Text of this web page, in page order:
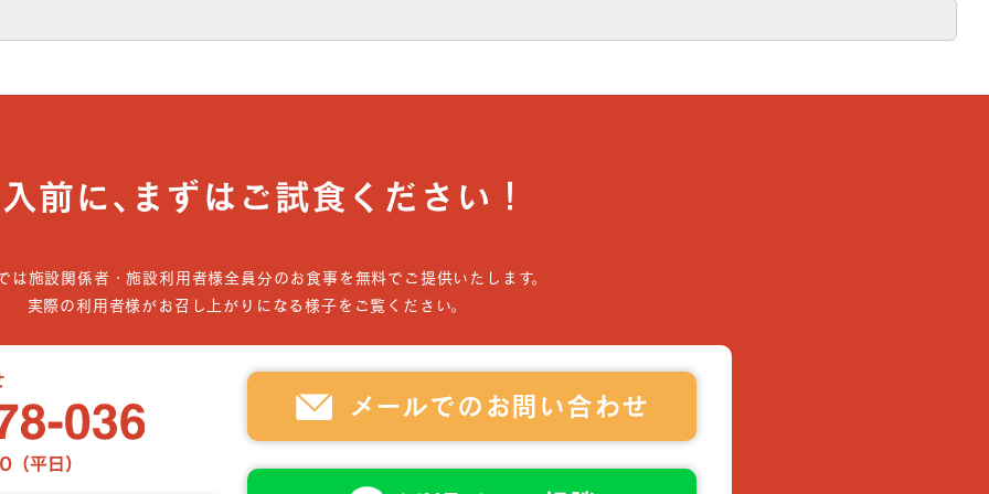
前に､まずはご試食ください！
は施設関係者・施設利用者様全員分のお食事を無料でご提供いたします。
実際の利用者様がお召し上がりになる様子をご覧ください。
メールでのお問い合わせ